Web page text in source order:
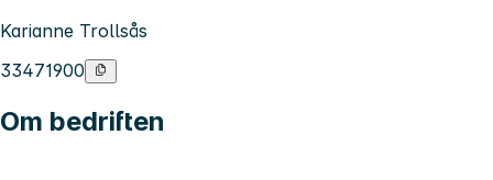
Karianne Trollsås
33471900
Om bedriften